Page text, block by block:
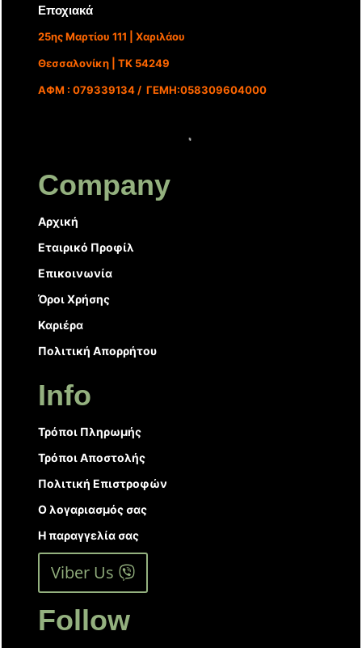
Εποχιακά
25ης Μαρτίου 111 | Χαριλάου
Θεσσαλονίκη | ΤΚ 54249
ΑΦΜ : 079339134 / ΓΕΜΗ:058309604000
Company
Αρχική
Εταιρικό Προφίλ
Επικοινωνία
Όροι Χρήσης
Καριέρα
Πολιτική Απορρήτου
Info
Τρόποι Πληρωμής
Τρόποι Αποστολής
Πολιτική Επιστροφών
Ο λογαριασμός σας
Η παραγγελία σας
Viber Us
Follow